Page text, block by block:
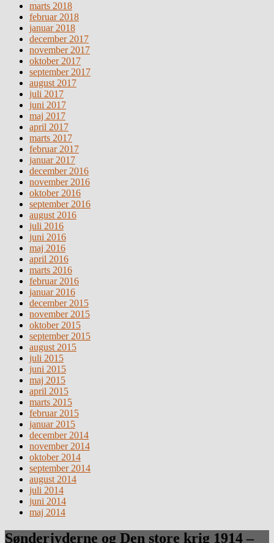
marts 2018
februar 2018
januar 2018
december 2017
november 2017
oktober 2017
september 2017
august 2017
juli 2017
juni 2017
maj 2017
april 2017
marts 2017
februar 2017
januar 2017
december 2016
november 2016
oktober 2016
september 2016
august 2016
juli 2016
juni 2016
maj 2016
april 2016
marts 2016
februar 2016
januar 2016
december 2015
november 2015
oktober 2015
september 2015
august 2015
juli 2015
juni 2015
maj 2015
april 2015
marts 2015
februar 2015
januar 2015
december 2014
november 2014
oktober 2014
september 2014
august 2014
juli 2014
juni 2014
maj 2014
Sønderjyderne og Den store krig 1914 –